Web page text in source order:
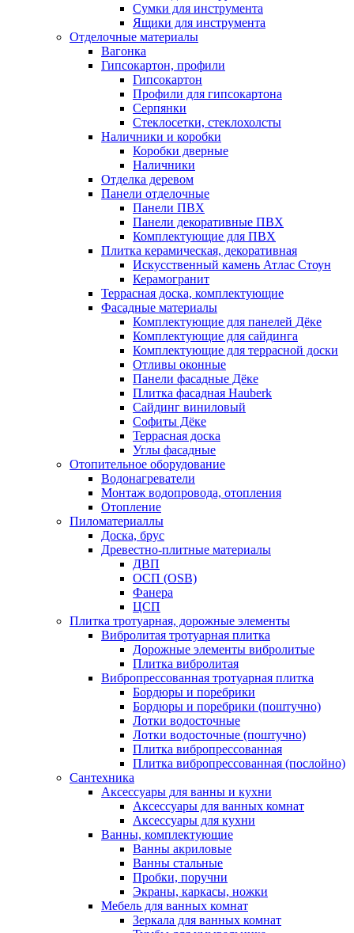
Сумки для инструмента
Ящики для инструмента
Отделочные материалы
Вагонка
Гипсокартон, профили
Гипсокартон
Профили для гипсокартона
Серпянки
Стеклосетки, стеклохолсты
Наличники и коробки
Коробки дверные
Наличники
Отделка деревом
Панели отделочные
Панели ПВХ
Панели декоративные ПВХ
Комплектующие для ПВХ
Плитка керамическая, декоративная
Искусственный камень Атлас Стоун
Керамогранит
Террасная доска, комплектующие
Фасадные материалы
Комплектующие для панелей Дёке
Комплектующие для сайдинга
Комплектующие для террасной доски
Отливы оконные
Панели фасадные Дёке
Плитка фасадная Hauberk
Сайдинг виниловый
Софиты Дёке
Террасная доска
Углы фасадные
Отопительное оборудование
Водонагреватели
Монтаж водопровода, отопления
Отопление
Пиломатериаллы
Доска, брус
Древестно-плитные материалы
ДВП
ОСП (OSB)
Фанера
ЦСП
Плитка тротуарная, дорожные элементы
Вибролитая тротуарная плитка
Дорожные элементы вибролитые
Плитка вибролитая
Вибропрессованная тротуарная плитка
Бордюры и поребрики
Бордюры и поребрики (поштучно)
Лотки водосточные
Лотки водосточные (поштучно)
Плитка вибропрессованная
Плитка вибропрессованная (послойно)
Сантехника
Аксессуары для ванны и кухни
Аксессуары для ванных комнат
Аксессуары для кухни
Ванны, комплектующие
Ванны акриловые
Ванны стальные
Пробки, поручни
Экраны, каркасы, ножки
Мебель для ванных комнат
Зеркала для ванных комнат